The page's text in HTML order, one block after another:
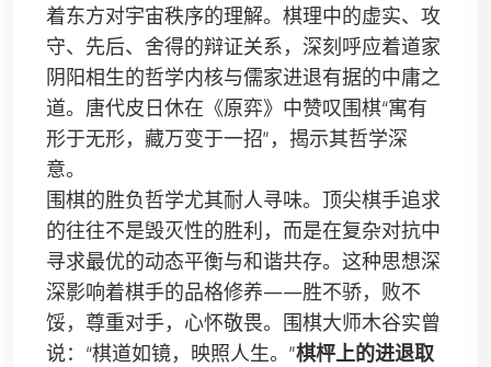
着东方对宇宙秩序的理解。棋理中的虚实、攻
守、先后、舍得的辩证关系，深刻呼应着道家
阴阳相生的哲学内核与儒家进退有据的中庸之
道。唐代皮日休在《原弈》中赞叹围棋“寓有
形于无形，藏万变于一招”，揭示其哲学深
意。
围棋的胜负哲学尤其耐人寻味。顶尖棋手追求
的往往不是毁灭性的胜利，而是在复杂对抗中
寻求最优的动态平衡与和谐共存。这种思想深
深影响着棋手的品格修养——胜不骄，败不
馁，尊重对手，心怀敬畏。围棋大师木谷实曾
说：“棋道如镜，映照人生。”棋枰上的进退取